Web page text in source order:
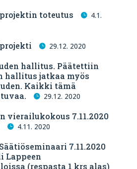
toteutus
4.1.
29.12. 2020
hallitus. Päätettiin
hallitus jatkaa myös
Kaikki tämä
29.12. 2020
vierailukokous 7.11.2020
4.11. 2020
7.11.2020
Lappeen
(respasta 1 krs alas)